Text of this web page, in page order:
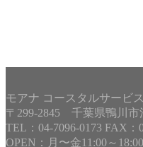
モアナ コースタルサービス
〒299-2845 千葉県鴨川市
TEL：04-7096-0173 FAX：
OPEN：月〜金11:00～